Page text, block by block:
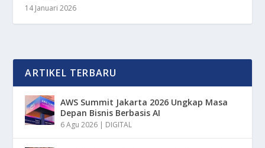
14 Januari 2026
ARTIKEL TERBARU
AWS Summit Jakarta 2026 Ungkap Masa
Depan Bisnis Berbasis AI
6 Agu 2026 DIGITAL